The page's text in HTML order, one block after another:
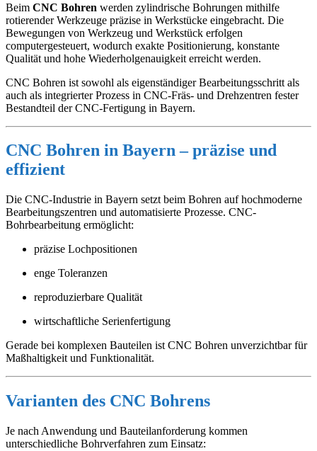
Beim CNC Bohren werden zylindrische Bohrungen mithilfe
rotierender Werkzeuge präzise in Werkstücke eingebracht. Die
Bewegungen von Werkzeug und Werkstück erfolgen
computergesteuert, wodurch exakte Positionierung, konstante
Qualität und hohe Wiederholgenauigkeit erreicht werden.
CNC Bohren ist sowohl als eigenständiger Bearbeitungsschritt als
auch als integrierter Prozess in CNC-Fräs- und Drehzentren fester
Bestandteil der CNC-Fertigung in Bayern.
CNC Bohren in Bayern – präzise und
effizient
Die CNC-Industrie in Bayern setzt beim Bohren auf hochmoderne
Bearbeitungszentren und automatisierte Prozesse. CNC-
Bohrbearbeitung ermöglicht:
präzise Lochpositionen
enge Toleranzen
reproduzierbare Qualität
wirtschaftliche Serienfertigung
Gerade bei komplexen Bauteilen ist CNC Bohren unverzichtbar für
Maßhaltigkeit und Funktionalität.
Varianten des CNC Bohrens
Je nach Anwendung und Bauteilanforderung kommen
unterschiedliche Bohrverfahren zum Einsatz: